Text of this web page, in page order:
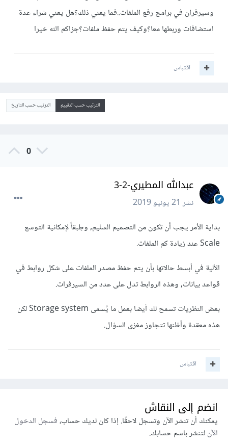
وسيرفران في برامج رفع الملفات..فما يعني ذلك؟هل يعني شراء عدة
استضافات وربطها معا؟وكيف يتم حفظ ملفات؟جزاكم الله خيرا
اقتباس
الترتيب حسب التقييم الترتيب حسب التاريخ
0
عبدالله المطيري-2-3
نشر21 يونيو 2019
بداية الأمر يجب أن تكون من التصميم السليم, وطِبقاً لإمكانية التوسع
Scale عند زيادة كم الملفات.
الألية في أبسط حالاتها بأن يتم حفظ مصدر الملفات على شكل روابط في
قواعد بيانات, وهذه الروابط تدل على عدد من السيرفرات.
بعض النظريات تسمح لك أيضا بعمل ما يُسمى Storage system لكن
هذه معقدة وأظنها تتجاوز مغزى السؤال.
اقتباس
انضم إلى النقاش
يمكنك أن تنشر الآن وتسجل لاحقًا. إذا كان لديك حساب،فسجل الدخول
الآنلتنشر باسم حسابك.